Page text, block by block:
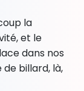
la
et le
dans nos
billard, là,